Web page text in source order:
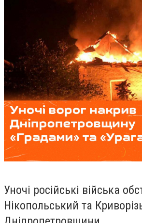
Уночі російські війська
Нікопольський та